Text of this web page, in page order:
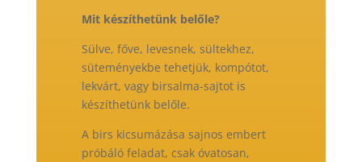
Mit készíthetünk belőle?
Sülve, főve, levesnek, sültekhez,
süteményekbe tehetjük, kompótot,
lekvárt, vagy birsalma-sajtot is
készíthetünk belőle.
A birs kicsumázása sajnos embert
próbáló feladat, csak óvatosan,